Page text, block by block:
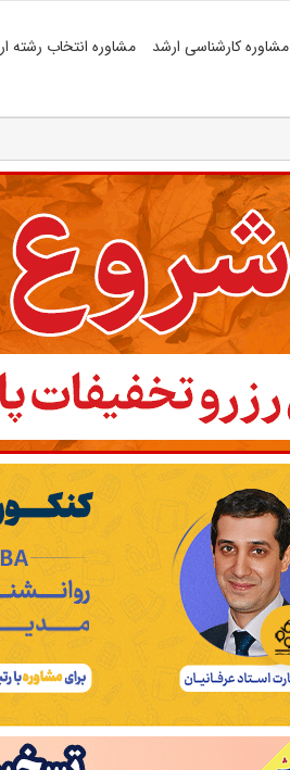
مشاوره کارشناسی ارشد مشاوره انتخاب رشته